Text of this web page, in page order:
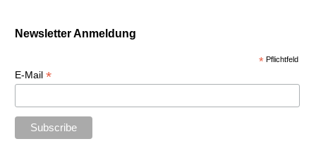
Newsletter Anmeldung
* Pflichtfeld
E-Mail *